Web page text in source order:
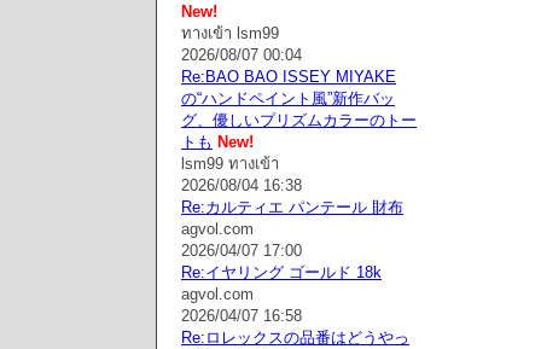
New!
ทางเข้า lsm99
2026/08/07 00:04
Re:BAO BAO ISSEY MIYAKE
の“ハンドペイント風”新作バッ
グ、優しいプリズムカラーのトー
トも New!
lsm99 ทางเข้า
2026/08/04 16:38
Re:カルティエ パンテール 財布
agvol.com
2026/04/07 17:00
Re:イヤリング ゴールド 18k
agvol.com
2026/04/07 16:58
Re:ロレックスの品番はどうやっ